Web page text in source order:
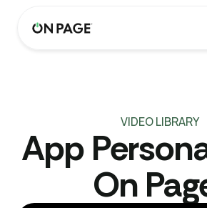
VIDEO LIBRARY
App
On